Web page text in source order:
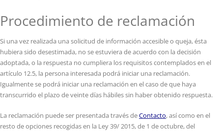
Procedimiento de reclamación
Si una vez realizada una solicitud de información accesible o queja, ésta
hubiera sido desestimada, no se estuviera de acuerdo con la decisión
adoptada, o la respuesta no cumpliera los requisitos contemplados en el
artículo 12.5, la persona interesada podrá iniciar una reclamación.
Igualmente se podrá iniciar una reclamación en el caso de que haya
transcurrido el plazo de veinte días hábiles sin haber obtenido respuesta.
La reclamación puede ser presentada través deContacto, así como en el
resto de opciones recogidas en la Ley 39/ 2015, de 1 de octubre, del